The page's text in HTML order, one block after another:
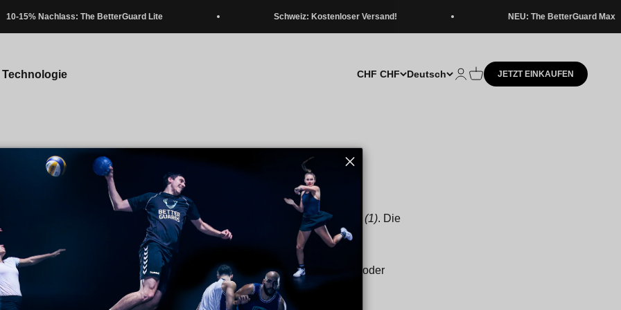
15% Nachlass: The BetterGuard Lite Schweiz: Kostenloser Versand! NEU: The BetterGuard Max
Technologie CHF CHF Deutsch Kundenkontoseite öffnen
Warenkorb öffnen
JETZT EINKAUFEN
Widerruf & Rückgaberecht
innerhalb von 21 Tagen ohne Angabe von Gründen zurückgeben (1). Die
Du die Ware erhalten hast. Für Rückgaben oder Umtausch nutze bitte
oder kontaktiere unseren Support (
oder
). Um dein Widerrufsrecht auszuüben, nutze bitte unser Portal:
oder